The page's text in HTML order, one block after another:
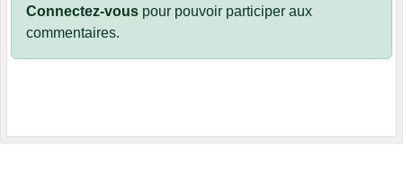
Connectez-vous pour pouvoir participer aux
commentaires.